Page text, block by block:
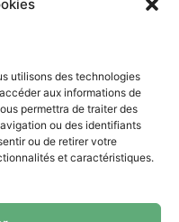
utilisons des technologies
aux informations de
permettra de traiter des
ou des identifiants
ou de retirer votre
et caractéristiques.